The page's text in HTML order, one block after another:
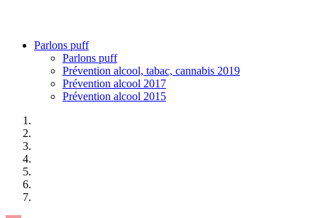
Parlons puff
Parlons puff
Prévention alcool, tabac, cannabis 2019
Prévention alcool 2017
Prévention alcool 2015